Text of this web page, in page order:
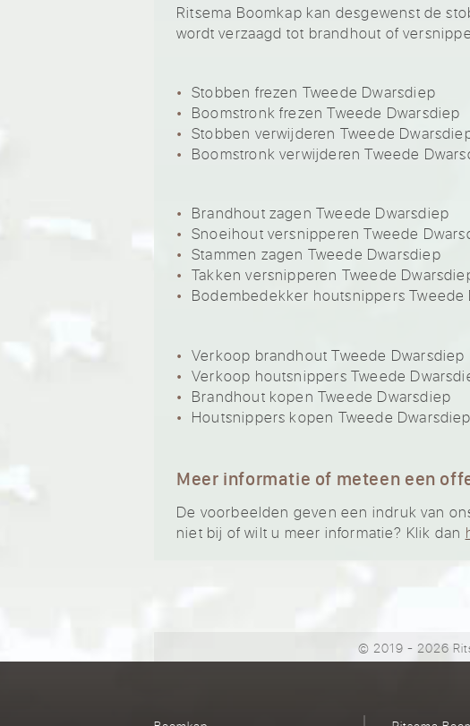
Ritsema Boomkap kan desgewenst de
wordt verzaagd tot brandhout of
Stobben frezen Tweede Dwarsdiep
Boomstronk frezen Tweede Dwarsdiep
Stobben verwijderen Tweede
Boomstronk verwijderen Tweede
Brandhout zagen Tweede Dwarsdiep
Snoeihout versnipperen Tweede
Stammen zagen Tweede Dwarsdiep
Takken versnipperen Tweede
Bodembedekker houtsnippers Tweede
Verkoop brandhout Tweede Dwarsdiep
Verkoop houtsnippers Tweede
Brandhout kopen Tweede Dwarsdiep
Houtsnippers kopen Tweede Dwarsdiep
Meer informatie of meteen een
De voorbeelden geven een indruk van
niet bij of wilt u meer informatie? Klik dan
© 2019 - 2026